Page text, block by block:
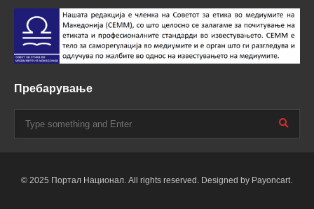
Пребарување
© 2025 Портал Национал. All rights reserved. Designed by Payoncart.